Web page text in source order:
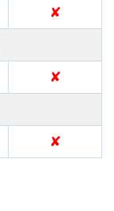
✘
✘
✘